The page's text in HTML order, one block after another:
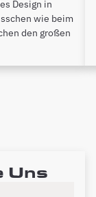
Design in
wie beim
den großen
Uns